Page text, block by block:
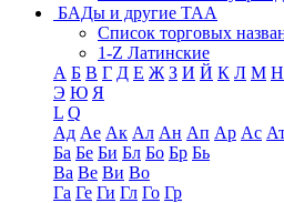
БАДы и другие ТАА
Список торговых
1-Z Латинские
А Б В Г Д Е Ж З И Й К Л М Н
Э Ю Я
L Q
Ад Ае Ак Ал Ан Ап Ар Ас
Ба Бе Би Бл Бо Бр Бь
Ва Ве Ви Во
Га Ге Ги Гл Го Гр